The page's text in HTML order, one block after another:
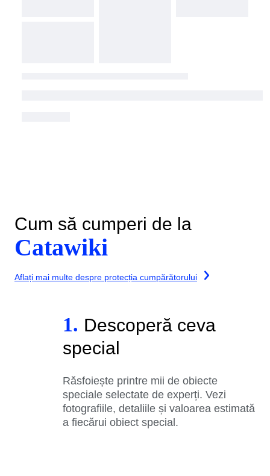
Cum să cumperi de la
Catawiki
Aflați mai multe despre protecția cumpărătorului
1. Descoperă ceva
special
Răsfoiește printre mii de obiecte
speciale selectate de experți. Vezi
fotografiile, detaliile și valoarea estimată
a fiecărui obiect special.